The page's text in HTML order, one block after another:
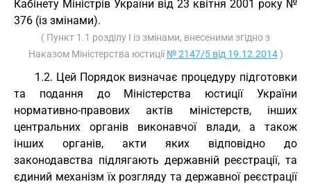
Кабінету Міністрів України від 23 квітня 2001 року №
376 (із змінами).
( Пункт 1.1 розділу І із змінами, внесеними згідно з
Наказом Міністерства юстиції№ 2147/5 від 19.12.2014)
1.2. Цей Порядок визначає процедуру підготовки
та подання до Міністерства юстиції України
нормативно-правових актів міністерств, інших
центральних органів виконавчої влади, а також
інших органів, акти яких відповідно до
законодавства підлягають державній реєстрації, та
єдиний механізм їх розгляду та державної реєстрації